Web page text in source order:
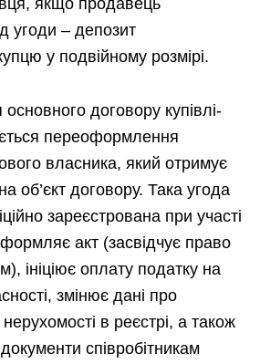
угоди – депозит
у подвійному розмірі.
договору купівлі-
переоформлення
власника, який отримує
об’єкт договору. Така угода
зареєстрована при участі
акт (засвідчує право
ініціює оплату податку на
змінює дані про
в реєстрі, а також
співробітникам